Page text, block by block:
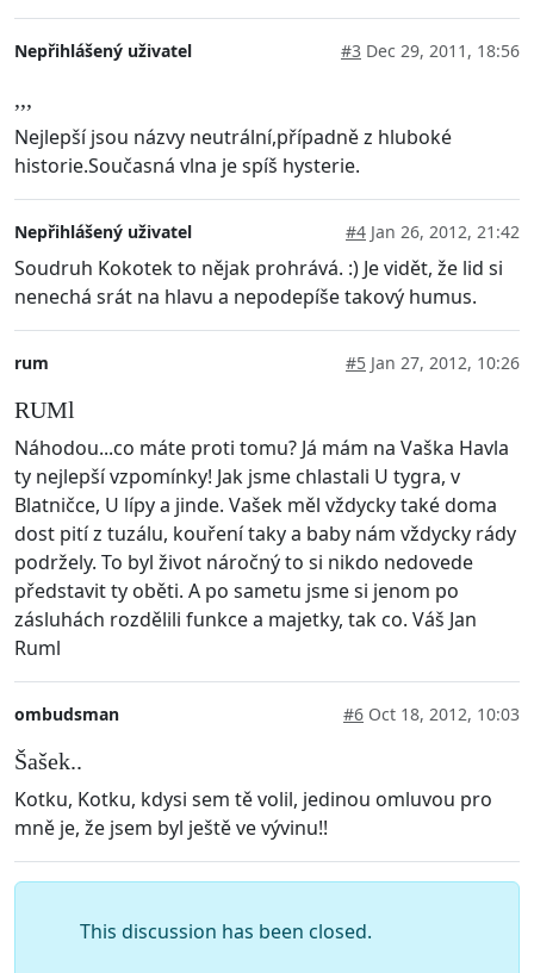
Nepřihlášený uživatel #3 Dec 29, 2011, 18:56
,,,
Nejlepší jsou názvy neutrální,případně z hluboké
historie.Současná vlna je spíš hysterie.
Nepřihlášený uživatel #4 Jan 26, 2012, 21:42
Soudruh Kokotek to nějak prohrává. :) Je vidět, že lid si
nenechá srát na hlavu a nepodepíše takový humus.
rum #5 Jan 27, 2012, 10:26
RUMl
Náhodou...co máte proti tomu? Já mám na Vaška Havla
ty nejlepší vzpomínky! Jak jsme chlastali U tygra, v
Blatničce, U lípy a jinde. Vašek měl vždycky také doma
dost pití z tuzálu, kouření taky a baby nám vždycky rády
podržely. To byl život náročný to si nikdo nedovede
představit ty oběti. A po sametu jsme si jenom po
zásluhách rozdělili funkce a majetky, tak co. Váš Jan
Ruml
ombudsman #6 Oct 18, 2012, 10:03
Šašek..
Kotku, Kotku, kdysi sem tě volil, jedinou omluvou pro
mně je, že jsem byl ještě ve vývinu!!
This discussion has been closed.